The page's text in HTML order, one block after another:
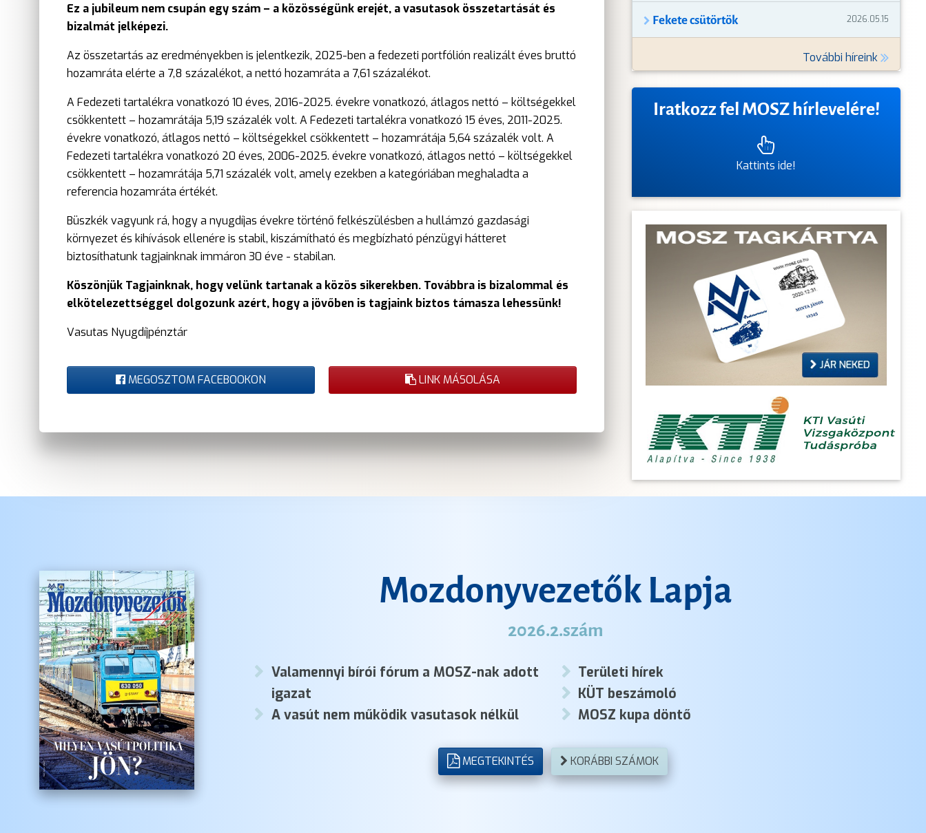
Ez a jubileum nem csupán egy szám – a közösségünk erejét, a vasutasok összetartását és
bizalmát jelképezi.
Az összetartás az eredményekben is jelentkezik, 2025-ben a fedezeti portfólión realizált éves bruttó
hozamráta elérte a 7,8 százalékot, a nettó hozamráta a 7,61 százalékot.
A Fedezeti tartalékra vonatkozó 10 éves, 2016-2025. évekre vonatkozó, átlagos nettó – költségekkel
csökkentett – hozamrátája 5,19 százalék volt. A Fedezeti tartalékra vonatkozó 15 éves, 2011-2025.
évekre vonatkozó, átlagos nettó – költségekkel csökkentett – hozamrátája 5,64 százalék volt. A
Fedezeti tartalékra vonatkozó 20 éves, 2006-2025. évekre vonatkozó, átlagos nettó – költségekkel
csökkentett – hozamrátája 5,71 százalék volt, amely ezekben a kategóriában meghaladta a
referencia hozamráta értékét.
Büszkék vagyunk rá, hogy a nyugdíjas évekre történő felkészülésben a hullámzó gazdasági
környezet és kihívások ellenére is stabil, kiszámítható és megbízható pénzügyi hátteret
biztosíthatunk tagjainknak immáron 30 éve - stabilan.
Köszönjük Tagjainknak, hogy velünk tartanak a közös sikerekben. Továbbra is bizalommal és
elkötelezettséggel dolgozunk azért, hogy a jövőben is tagjaink biztos támasza lehessünk!
Vasutas Nyugdíjpénztár
MEGOSZTOM FACEBOOKON LINK MÁSOLÁSA
Fekete csütörtök 2026.05.15
További híreink
Iratkozz fel MOSZ hírlevelére!
Kattints ide!
Mozdonyvezetők Lapja
2026.2.szám
Valamennyi bírói fórum a MOSZ-nak adott
igazat
A vasút nem működik vasutasok nélkül
Területi hírek
KÜT beszámoló
MOSZ kupa döntő
MEGTEKINTÉS KORÁBBI SZÁMOK